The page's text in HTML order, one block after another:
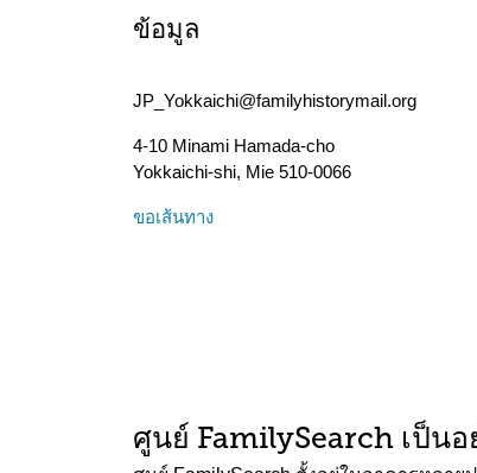
ข้อมูล
JP_Yokkaichi@familyhistorymail.org
4-10 Minami Hamada-cho
Yokkaichi-shi, Mie 510-0066
ขอเส้นทาง
ศูนย์ FamilySearch เป็นอ